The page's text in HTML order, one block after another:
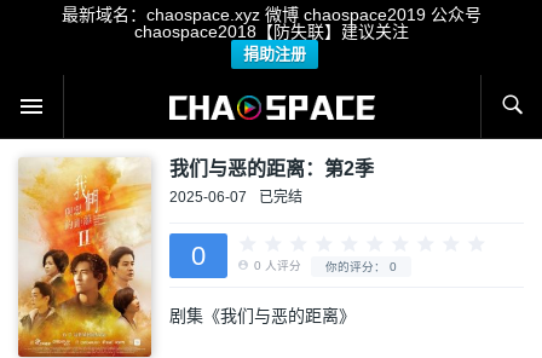
最新域名：chaospace.xyz 微博 chaospace2019 公众号
chaospace2018【防失联】建议关注
捐助注册
我们与恶的距离：第2季
2025-06-07 已完结
0
剧集《我们与恶的距离》